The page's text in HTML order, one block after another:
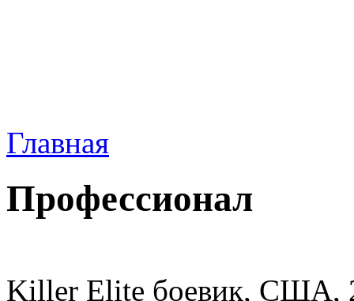
Главная
Профессионал
Killer Elite боевик, США,